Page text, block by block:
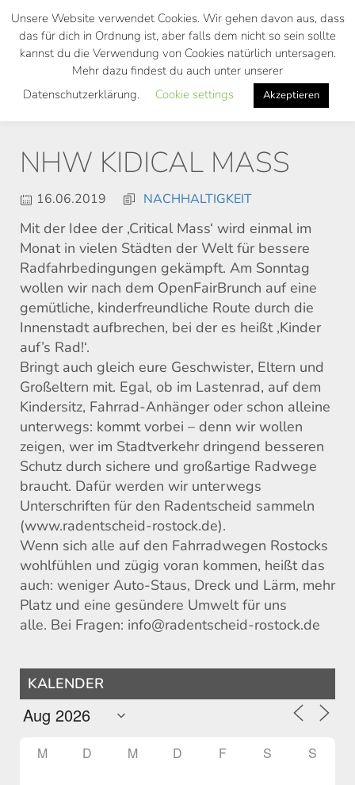
Skip
main
NHW KIDICAL MASS
16.06.2019 NACHHALTIGKEIT
Mit der Idee der ‚Critical Mass‘ wird einmal im
Monat in vielen Städten der Welt für bessere
Radfahrbedingungen gekämpft. Am Sonntag
wollen wir nach dem OpenFairBrunch auf eine
gemütliche, kinderfreundliche Route durch die
Innenstadt aufbrechen, bei der es heißt ‚Kinder
auf’s Rad!‘.
Bringt auch gleich eure Geschwister, Eltern und
Großeltern mit. Egal, ob im Lastenrad, auf dem
Kindersitz, Fahrrad-Anhänger oder schon alleine
unterwegs: kommt vorbei – denn wir wollen
zeigen, wer im Stadtverkehr dringend besseren
Schutz durch sichere und großartige Radwege
braucht. Dafür werden wir unterwegs
Unterschriften für den Radentscheid sammeln
(www.radentscheid-rostock.de).
Wenn sich alle auf den Fahrradwegen Rostocks
wohlfühlen und zügig voran kommen, heißt das
auch: weniger Auto-Staus, Dreck und Lärm, mehr
Platz und eine gesündere Umwelt für uns
alle. Bei Fragen: info@radentscheid-rostock.de
KALENDER
M D M D F S S
Unsere Website verwendet Cookies. Wir gehen davon aus, dass
das für dich in Ordnung ist, aber falls dem nicht so sein sollte
kannst du die Verwendung von Cookies natürlich untersagen.
Mehr dazu findest du auch unter unserer
Datenschutzerklärung.
Cookie settings Akzeptieren